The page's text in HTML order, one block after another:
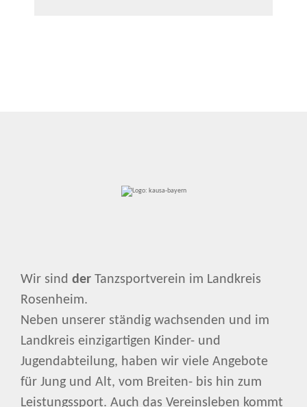
Wir sind der Tanzsportverein im Landkreis
Rosenheim.
Neben unserer ständig wachsenden und im
Landkreis einzigartigen Kinder- und
Jugendabteilung, haben wir viele Angebote
für Jung und Alt, vom Breiten- bis hin zum
Leistungssport. Auch das Vereinsleben kommt